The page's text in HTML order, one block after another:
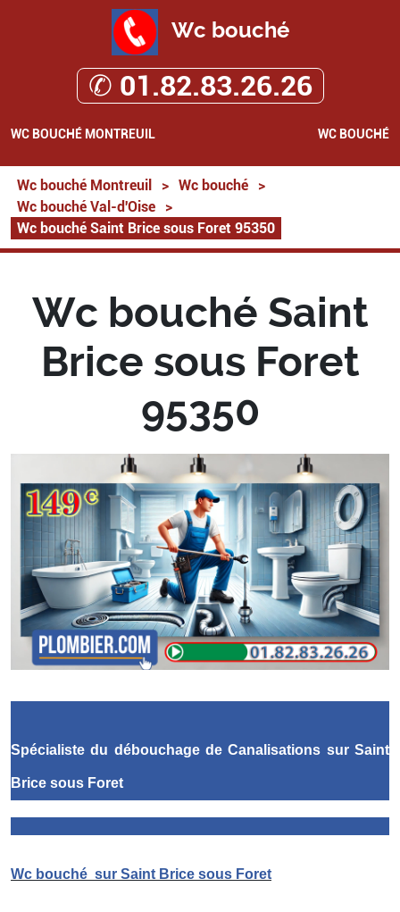
Wc bouché
✆ 01.82.83.26.26
WC BOUCHÉ MONTREUIL WC BOUCHÉ
Wc bouché Montreuil > Wc bouché
>
Wc bouché Val-d'Oise
>
Wc bouché Saint Brice sous Foret 95350
Wc bouché Saint
Brice sous Foret
95350
Spécialiste du débouchage de Canalisations sur Saint
Brice sous Foret
Wc bouché sur Saint Brice sous Foret